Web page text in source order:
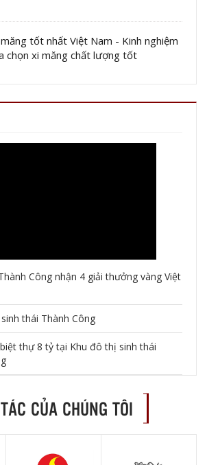
tốt nhất Việt Nam - Kinh nghiệm
chọn xi măng chất lượng tốt
Công nhận 4 giải thưởng vàng Việt
thái Thành Công
thự 8 tỷ tại Khu đô thị sinh thái
CỦA CHÚNG TÔI